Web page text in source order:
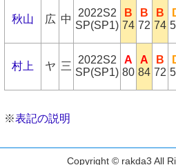
秋山 広 中
2022S2
SP(SP1)
B
74
B
72
B
74
村上 ヤ 三
2022S2
SP(SP1)
A
80
A
84
B
72
※表記の説明
Copyright © rakda3 All